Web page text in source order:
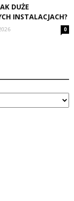
DUŻE
INSTALACJACH?
0